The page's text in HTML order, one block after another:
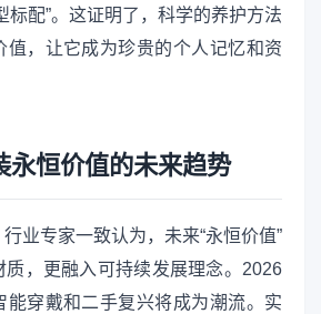
标配”。这证明了，科学的养护方法
值，让它成为珍贵的个人记忆和资
永恒价值的未来趋势
业专家一致认为，未来“永恒价值”
质，更融入可持续发展理念。2026
能穿戴和二手复兴将成为潮流。实